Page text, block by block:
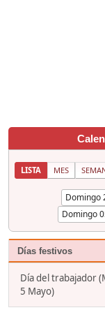
LISTA MES
Días festivos
Día del trabajador
5 Mayo)